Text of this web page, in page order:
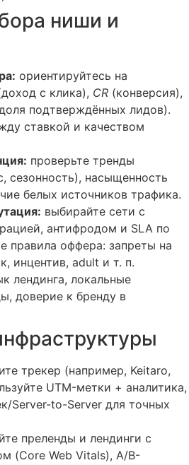
ниши и
ориентируйтесь на
с клика), CR (конверсия),
подтверждённых лидов).
ставкой и качеством
проверьте тренды
сезонность), насыщенность
белых источников трафика.
выбирайте сети с
антифродом и SLA по
правила оффера: запреты на
инцентив, adult и т. п.
лендинга, локальные
доверие к бренду в
трекер (например, Keitaro,
UTM-метки + аналитика,
Server-to-Server для точных
преленды и лендинги с
(Core Web Vitals), A/B-